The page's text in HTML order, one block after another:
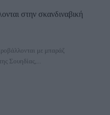
στην σκανδιναβική
με μπαράζ
Σουηδίας,...